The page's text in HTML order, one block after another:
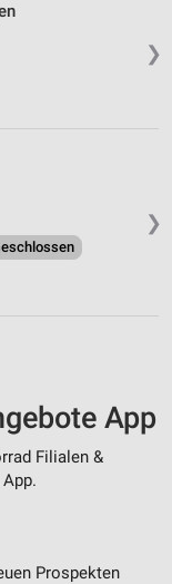
❯
❯
App
Filialen &
Prospekten